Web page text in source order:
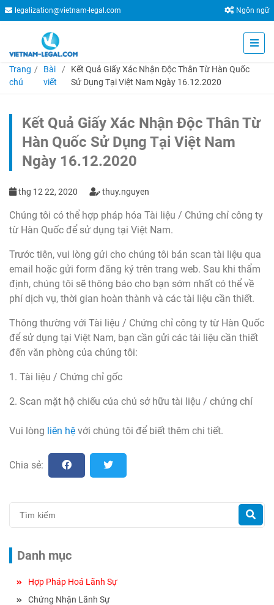
legalization@vietnam-legal.com Ngôn ngữ
Trang
chủ
Bài
viết
Kết Quả Giấy Xác Nhận Độc Thân Từ Hàn Quốc
Sử Dụng Tại Việt Nam Ngày 16.12.2020
Kết Quả Giấy Xác Nhận Độc Thân Từ
Hàn Quốc Sử Dụng Tại Việt Nam
Ngày 16.12.2020
thg 12 22, 2020 thuy.nguyen
Chúng tôi có thể hợp pháp hóa Tài liệu / Chứng chỉ công ty
từ Hàn Quốc để sử dụng tại Việt Nam.
Trước tiên, vui lòng gửi cho chúng tôi bản scan tài liệu qua
email hoặc gửi form đăng ký trên trang web. Sau khi thẩm
định, chúng tôi sẽ thông báo cho bạn sớm nhất có thể về
phí dịch vụ, thời gian hoàn thành và các tài liệu cần thiết.
Thông thường với Tài liệu / Chứng chỉ công ty từ Hàn Quốc
để sử dụng tại Việt Nam, bạn cần gửi các tài liệu cần thiết
đến văn phòng của chúng tôi:
1. Tài liệu / Chứng chỉ gốc
2. Scan mặt hộ chiếu của chủ sở hữu tài liệu / chứng chỉ
Vui lòng liên hệ với chúng tôi để biết thêm chi tiết.
Chia sẻ:
Danh mục
Hợp Pháp Hoá Lãnh Sự
Chứng Nhận Lãnh Sự